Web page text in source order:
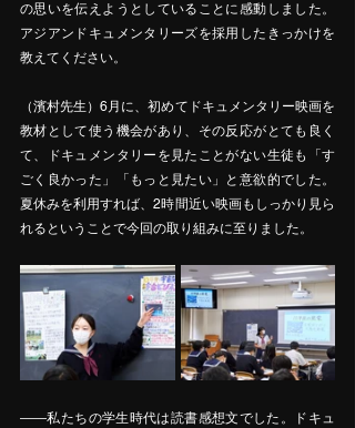
の思いを伝えようとしていることに感動しました。
アジアンドキュメンタリーズを採用したきっかけを
教えてください。
（濱村先生）6月に、初めてドキュメンタリー映画を
教材として使う機会があり、その反応がとても良く
て、ドキュメンタリーを見たことがない生徒も「す
ごく良かった」「もっと見たい」と意欲的でした。
夏休みを利用すれば、2時間近い映画もしっかり見ら
れるということで今回の取り組みに至りました。
――私たちの学生時代は読書感想文でした。ドキュ